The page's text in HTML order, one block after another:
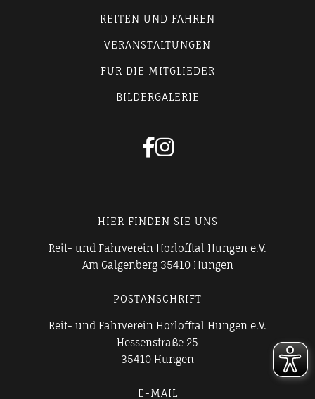
REITEN UND FAHREN
VERANSTALTUNGEN
FÜR DIE MITGLIEDER
BILDERGALERIE

HIER FINDEN SIE UNS
Reit- und Fahrverein Horlofftal Hungen e.V.
Am Galgenberg 35410 Hungen
POSTANSCHRIFT
Reit- und Fahrverein Horlofftal Hungen e.V.
Hessenstraße 25
35410 Hungen
E-MAIL